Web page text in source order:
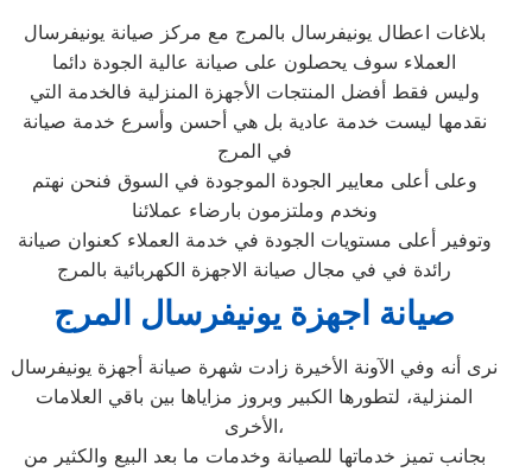
بلاغات اعطال يونيفرسال بالمرج مع مركز صيانة يونيفرسال
العملاء سوف يحصلون على صيانة عالية الجودة دائما
وليس فقط أفضل المنتجات الأجهزة المنزلية فالخدمة التي
نقدمها ليست خدمة عادية بل هي أحسن وأسرع خدمة صيانة
في المرج
وعلى أعلى معايير الجودة الموجودة في السوق فنحن نهتم
ونخدم وملتزمون بارضاء عملائنا
وتوفير أعلى مستويات الجودة في خدمة العملاء كعنوان صيانة
رائدة في في مجال صيانة الاجهزة الكهربائية بالمرج
صيانة اجهزة يونيفرسال المرج
نرى أنه وفي الآونة الأخيرة زادت شهرة صيانة أجهزة يونيفرسال
المنزلية، لتطورها الكبير وبروز مزاياها بين باقي العلامات
الأخرى،
بجانب تميز خدماتها للصيانة وخدمات ما بعد البيع والكثير من